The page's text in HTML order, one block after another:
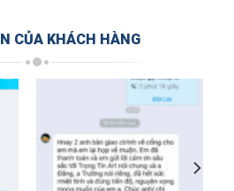
CỦA KHÁCH HÀNG